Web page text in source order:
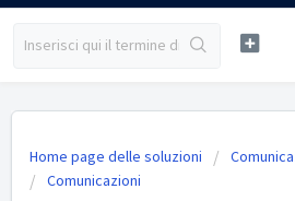
Home page delle soluzioni
Comunicazioni